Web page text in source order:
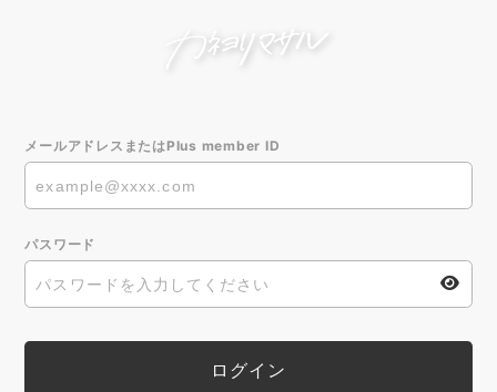
メールアドレスまたはPlus member ID
パスワード